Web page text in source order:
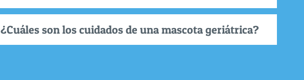
¿Cuáles son los cuidados de una mascota geriátrica?